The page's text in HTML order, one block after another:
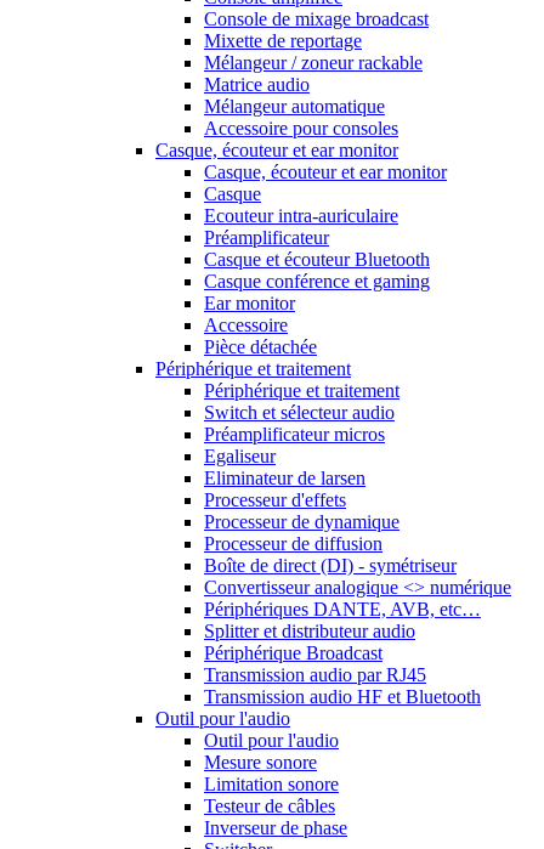
Console de mixage broadcast
Mixette de reportage
Mélangeur / zoneur rackable
Matrice audio
Mélangeur automatique
Accessoire pour consoles
Casque, écouteur et ear monitor
Casque, écouteur et ear monitor
Casque
Ecouteur intra-auriculaire
Préamplificateur
Casque et écouteur Bluetooth
Casque conférence et gaming
Ear monitor
Accessoire
Pièce détachée
Périphérique et traitement
Périphérique et traitement
Switch et sélecteur audio
Préamplificateur micros
Egaliseur
Eliminateur de larsen
Processeur d'effets
Processeur de dynamique
Processeur de diffusion
Boîte de direct (DI) - symétriseur
Convertisseur analogique <> numérique
Périphériques DANTE, AVB, etc…
Splitter et distributeur audio
Périphérique Broadcast
Transmission audio par RJ45
Transmission audio HF et Bluetooth
Outil pour l'audio
Outil pour l'audio
Mesure sonore
Limitation sonore
Testeur de câbles
Inverseur de phase